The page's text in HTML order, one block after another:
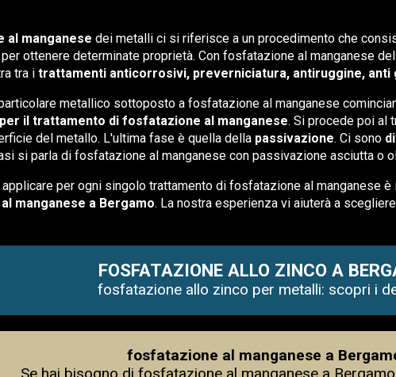
al manganese dei metalli ci si riferisce a un procedimento che
per ottenere determinate proprietà. Con fosfatazione al manganese
tra i trattamenti anticorrosivi, preverniciatura, antiruggine, anti
metallico sottoposto a fosfatazione al manganese
il trattamento di fosfatazione al manganese. Si procede poi al
del metallo. L'ultima fase è quella della passivazione. Ci sono
si parla di fosfatazione al manganese con passivazione asciutta o
per ogni singolo trattamento di fosfatazione al manganese
manganese a Bergamo. La nostra esperienza vi aiuterà a
FOSFATAZIONE ALLO ZINCO A
fosfatazione allo zinco per metalli: scopri i
fosfatazione al manganese a